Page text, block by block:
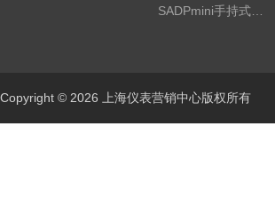
Copyright © 2026 上海仪表营销中心版权所有